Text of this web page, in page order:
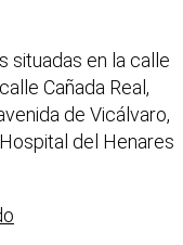
situadas en la calle
Cañada Real,
de Vicálvaro,
del Henares